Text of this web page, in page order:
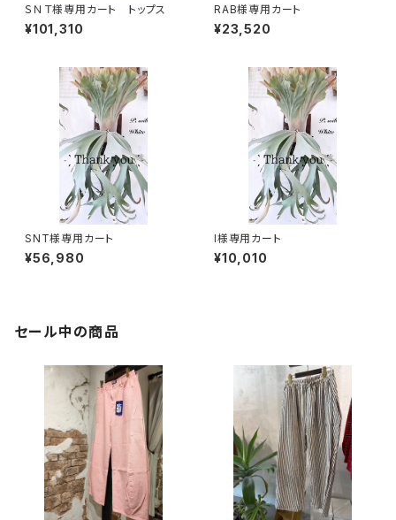
ＳＮＴ様専用カート トップス
¥101,310
RAB様専用カート
¥23,520
SNT様専用カート
¥56,980
I様専用カート
¥10,010
セール中の商品